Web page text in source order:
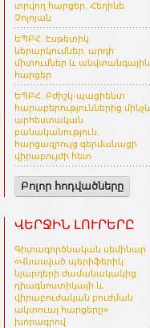
տրվող հարցեր. Հեղինե
Չոլոյան
ԵՊԲՀ. Էսթետիկ
ներարկումներ. արդի
միտումներ և անվտանգային
հարցեր
ԵՊԲՀ. Բժիշկ-պացիենտ
հարաբերություններից մինչև
արհեստական
բանականություն.
հարցազրույց գերմանացի
վիրաբույժի հետ
Բոլոր հոդվածները
ՎԵՐՋԻՆ ԼՈՒՐԵՐԸ
Գիտագործնական սեմինար
«Վնասված պերիֆերիկ
նյարդերի ժամանակակից
դիագնոստիկայի և
վիրաբուժական բուժման
ակտուալ հարցերը»
խորագրով